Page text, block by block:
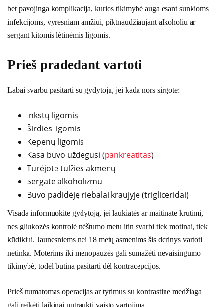
bet pavojinga komplikacija, kurios tikimybė auga esant sunkioms
infekcijoms, vyresniam amžiui, piktnaudžiaujant alkoholiu ar
sergant kitomis lėtinėmis ligomis.
Prieš pradedant vartoti
Labai svarbu pasitarti su gydytoju, jei kada nors sirgote:
Inkstų ligomis
Širdies ligomis
Kepenų ligomis
Kasa buvo uždegusi (pankreatitas)
Turėjote tulžies akmenų
Sergate alkoholizmu
Buvo padidėję riebalai kraujyje (trigliceridai)
Visada informuokite gydytoją, jei laukiatės ar maitinate krūtimi,
nes gliukozės kontrolė nėštumo metu itin svarbi tiek motinai, tiek
kūdikiui. Jaunesniems nei 18 metų asmenims šis derinys vartoti
netinka. Moterims iki menopauzės gali sumažėti nevaisingumo
tikimybė, todėl būtina pasitarti dėl kontracepcijos.
Prieš numatomas operacijas ar tyrimus su kontrastine medžiaga
gali reikėti laikinai nutraukti vaisto vartojimą.